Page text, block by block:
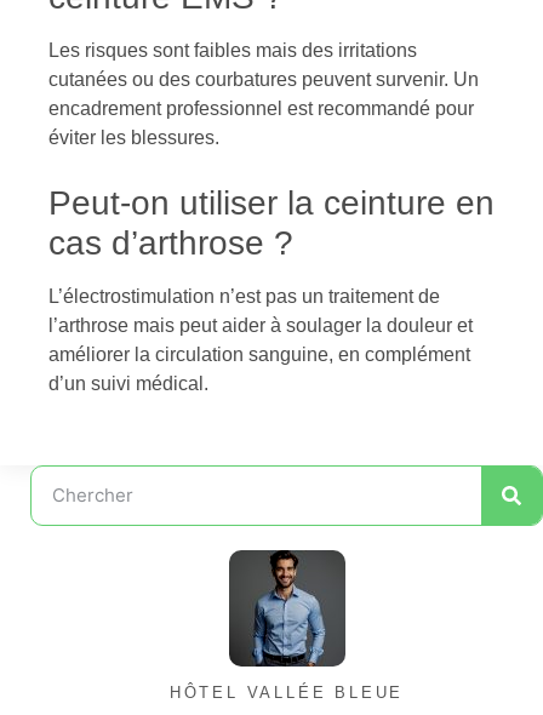
Les risques sont faibles mais des irritations
cutanées ou des courbatures peuvent survenir. Un
encadrement professionnel est recommandé pour
éviter les blessures.
Peut-on utiliser la ceinture en
cas d’arthrose ?
L’électrostimulation n’est pas un traitement de
l’arthrose mais peut aider à soulager la douleur et
améliorer la circulation sanguine, en complément
d’un suivi médical.
HÔTEL VALLÉE BLEUE